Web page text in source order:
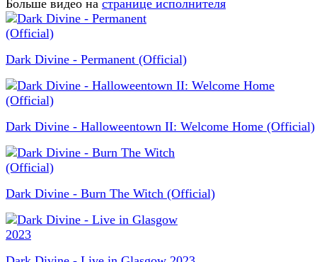
Больше видео на странице исполнителя
Dark Divine - Permanent (Official)
Dark Divine - Halloweentown II: Welcome Home (Official)
Dark Divine - Burn The Witch (Official)